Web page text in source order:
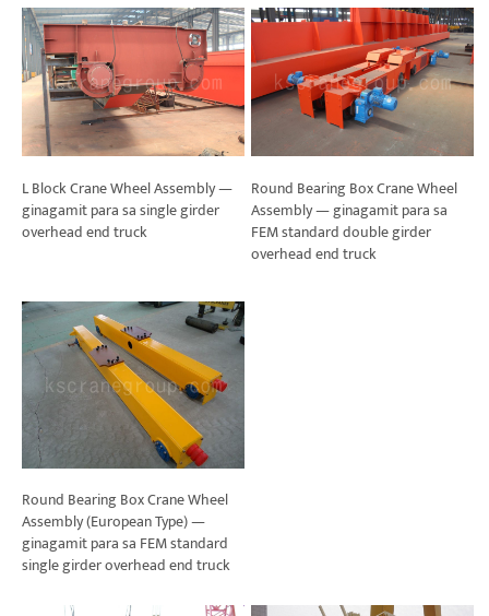
L Block Crane Wheel Assembly —
ginagamit para sa single girder
overhead end truck
Round Bearing Box Crane Wheel
Assembly — ginagamit para sa
FEM standard double girder
overhead end truck
Round Bearing Box Crane Wheel
Assembly (European Type) —
ginagamit para sa FEM standard
single girder overhead end truck